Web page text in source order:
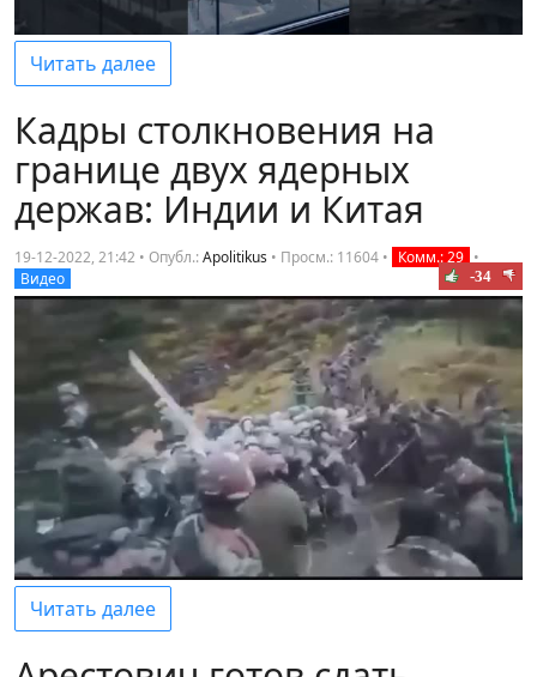
Читать далее
Кадры столкновения на
границе двух ядерных
держав: Индии и Китая
19-12-2022, 21:42 • Опубл.:Apolitikus • Просм.: 11604 • Комм.: 29 •
Видео
-34
Читать далее